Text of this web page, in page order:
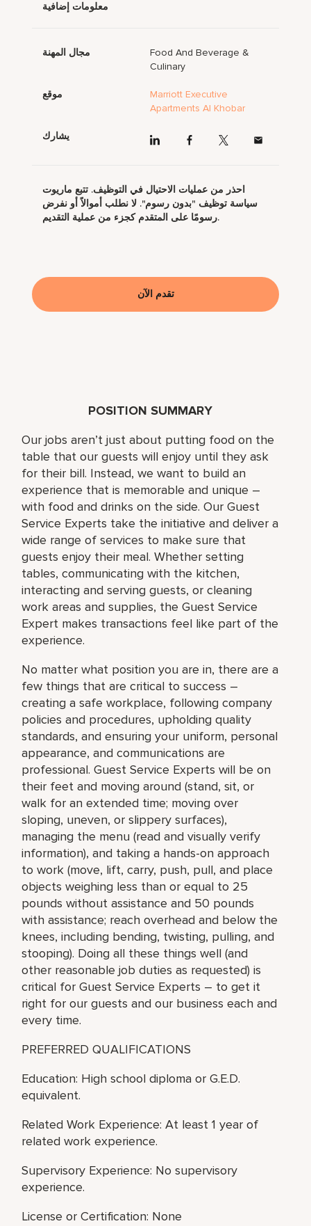
POSITION SUMMARY
Our jobs aren’t just about putting food on the
table that our guests will enjoy until they ask
for their bill. Instead, we want to build an
experience that is memorable and unique –
with food and drinks on the side. Our Guest
Service Experts take the initiative and deliver a
wide range of services to make sure that
guests enjoy their meal. Whether setting
tables, communicating with the kitchen,
interacting and serving guests, or cleaning
work areas and supplies, the Guest Service
Expert makes transactions feel like part of the
experience.
No matter what position you are in, there are a
few things that are critical to success –
creating a safe workplace, following company
policies and procedures, upholding quality
standards, and ensuring your uniform, personal
appearance, and communications are
professional. Guest Service Experts will be on
their feet and moving around (stand, sit, or
walk for an extended time; moving over
sloping, uneven, or slippery surfaces),
managing the menu (read and visually verify
information), and taking a hands-on approach
to work (move, lift, carry, push, pull, and place
objects weighing less than or equal to 25
pounds without assistance and 50 pounds
with assistance; reach overhead and below the
knees, including bending, twisting, pulling, and
stooping). Doing all these things well (and
other reasonable job duties as requested) is
critical for Guest Service Experts – to get it
right for our guests and our business each and
every time.
PREFERRED QUALIFICATIONS
Education: High school diploma or G.E.D.
equivalent.
Related Work Experience: At least 1 year of
related work experience.
Supervisory Experience: No supervisory
experience.
License or Certification: None
معلومات إضافية
مجال المهنة
Food And Beverage &
Culinary
موقع
Marriott Executive
Apartments Al Khobar
يشارك
احذر من عمليات الاحتيال في التوظيف. تتبع ماريوت
سياسة توظيف "بدون رسوم". لا نطلب أموالاً أو نفرض
رسومًا على المتقدم كجزء من عملية التقديم.
تقدم الآن